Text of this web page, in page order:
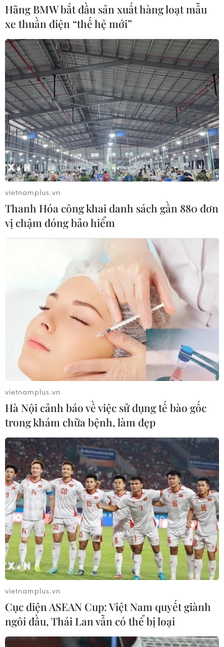
TIN CÙNG CHUYÊN MỤC
Hãng BMW bắt đầu sản xuất hàng loạt mẫu
xe thuần điện “thế hệ mới”
vietnamplus.vn
Thanh Hóa công khai danh sách gần 880 đơn
vị chậm đóng bảo hiểm
vietnamplus.vn
Hà Nội cảnh báo về việc sử dụng tế bào gốc
trong khám chữa bệnh, làm đẹp
vietnamplus.vn
Cục diện ASEAN Cup: Việt Nam quyết giành
ngôi đầu, Thái Lan vẫn có thể bị loại